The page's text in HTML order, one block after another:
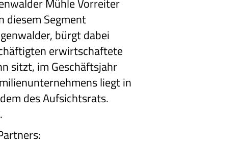
diesem Segment
bürgt dabei
erwirtschaftete
sitzt, im Geschäftsjahr
liegt in
des Aufsichtsrats.